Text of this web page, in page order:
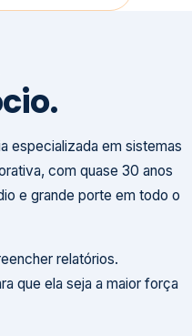
especializada em sistemas
com quase 30 anos
e grande porte em todo o
relatórios.
que ela seja a maior força